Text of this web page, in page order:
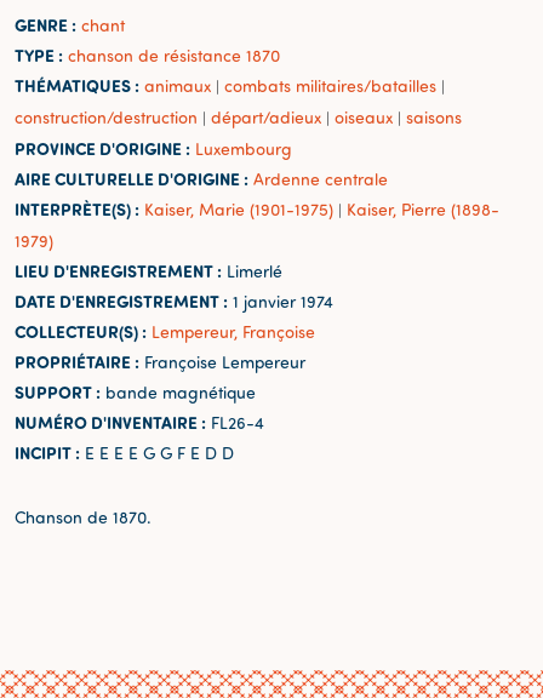
GENRE : chant
TYPE : chanson de résistance 1870
THÉMATIQUES : animaux | combats militaires/batailles |
construction/destruction | départ/adieux | oiseaux | saisons
PROVINCE D'ORIGINE : Luxembourg
AIRE CULTURELLE D'ORIGINE : Ardenne centrale
INTERPRÈTE(S) : Kaiser, Marie (1901-1975) | Kaiser, Pierre (1898-
1979)
LIEU D'ENREGISTREMENT : Limerlé
DATE D'ENREGISTREMENT : 1 janvier 1974
COLLECTEUR(S) : Lempereur, Françoise
PROPRIÉTAIRE : Françoise Lempereur
SUPPORT : bande magnétique
NUMÉRO D'INVENTAIRE : FL26-4
INCIPIT : E E E E G G F E D D
Chanson de 1870.